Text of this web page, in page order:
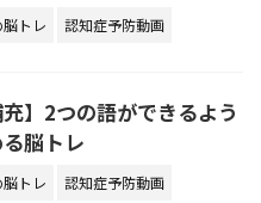
トレ 認知症予防動画
充】2つの語ができるよう
脳トレ
トレ 認知症予防動画